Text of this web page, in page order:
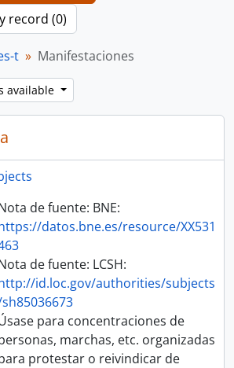
record (0)
t Manifestaciones
available
de fuente: BNE:
datos.bne.es/resource/XX531
de fuente: LCSH:
id.loc.gov/authorities/subjects
para concentraciones de
marchas, etc. organizadas
protestar o reivindicar de